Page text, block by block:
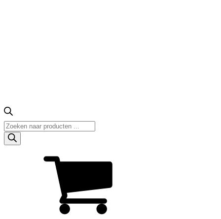
Producten
zoeken